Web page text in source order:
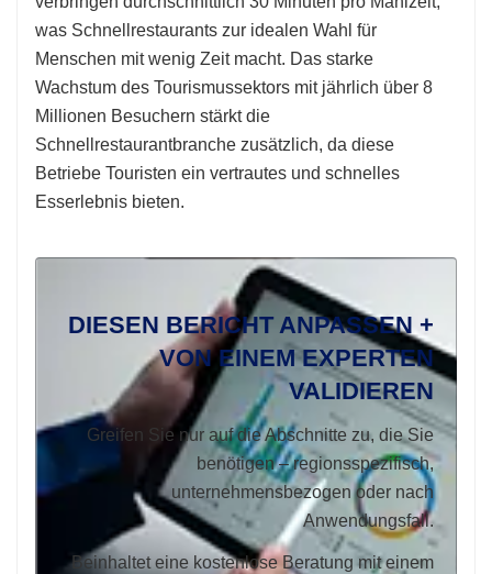
was Schnellrestaurants zur idealen Wahl für
Menschen mit wenig Zeit macht. Das starke
Wachstum des Tourismussektors mit jährlich über 8
Millionen Besuchern stärkt die
Schnellrestaurantbranche zusätzlich, da diese
Betriebe Touristen ein vertrautes und schnelles
Esserlebnis bieten.
DIESEN BERICHT ANPASSEN +
VON EINEM EXPERTEN
VALIDIEREN
Greifen Sie nur auf die Abschnitte zu, die Sie
benötigen – regionsspezifisch,
unternehmensbezogen oder nach
Anwendungsfall.
Beinhaltet eine kostenlose Beratung mit einem